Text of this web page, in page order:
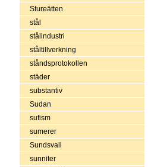
Stureätten
stål
stålindustri
ståltillverkning
ståndsprotokollen
städer
substantiv
Sudan
sufism
sumerer
Sundsvall
sunniter